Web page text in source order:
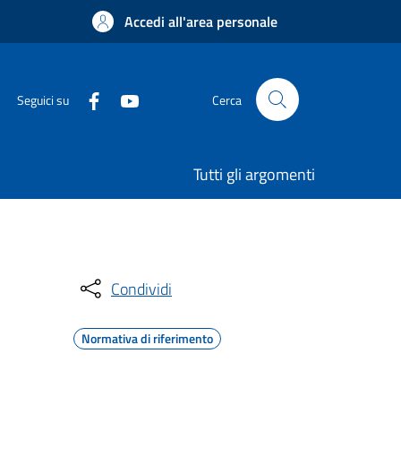
Accedi all'area personale
Seguici su Cerca
Tutti gli argomenti
Condividi
Normativa di riferimento